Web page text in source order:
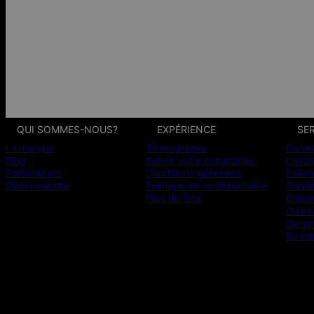
QUI SOMMES-NOUS?
La marque
Blog
Partenariats
D’accessibilité
EXPÉRIENCE
Témoignages
Suivre votre commande
Conditions générales
Politique de confidentialité
Plan du Site
Se